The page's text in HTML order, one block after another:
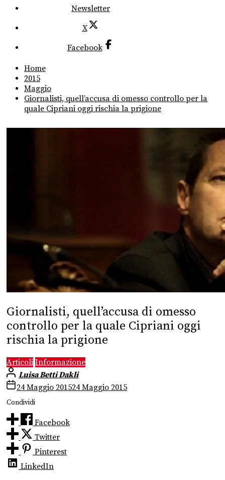
Newsletter
X
Facebook
Home
2015
Maggio
Giornalisti, quell’accusa di omesso controllo per la
quale Cipriani oggi rischia la prigione
Giornalisti, quell’accusa di omesso
controllo per la quale Cipriani oggi
rischia la prigione
Articoli Informazione
Luisa Betti Dakli
24 Maggio 201524 Maggio 2015
Condividi
Facebook
Twitter
Pinterest
LinkedIn